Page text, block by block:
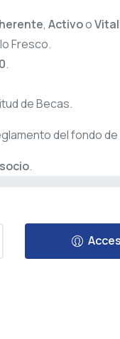
, Activoo
Fresco.
.
de Becas.
del fondo
.